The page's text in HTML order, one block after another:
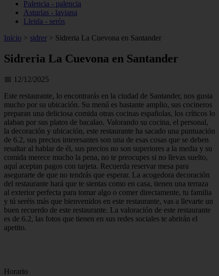
Palencia - palencia
Asturias - laviana
Lleida - seròs
Inicio > sidrer > Sidreria La Cuevona en Santander
Sidreria La Cuevona en Santander
📅 12/12/2025
Este restaurante, lo encontrarás en la ciudad de Santander, nos gusta
mucho por su ubicación. Su menú es bastante amplio, sus cocineros
preparan una deliciosa comida otras cocinas españolas, los críticos lo
alaban por sus platos de bacalao. Valorando su cocina, el personal,
la decoración y ubicación, este restaurante ha sacado una puntuación
de 6.2, sus precios interesantes son una de esas cosas que se deben
resaltar al hablar de él, sus precios no son superiores a la media y su
comida merece mucho la pena, no te preocupes si no llevas suelto,
aquí aceptan pagos con tarjeta. Recuerda reservar mesa para
asegurarte de que no tendrás que esperar. La acogedora decoración
del restaurante hará que te sientas como en casa, tienen una terraza
al exterior perfecta para tomar algo o comer directamente, tu familia
y tú seréis más que bienvenidos en este restaurante, vas a llevarte un
buen recuerdo de este restaurante. La valoración de este restaurante
es de 6.2, las fotos que tienen en sus redes sociales te abrirán el
apetito.
Horario